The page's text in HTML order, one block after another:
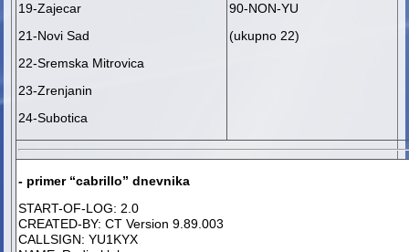
19-Zajecar
21-Novi Sad
22-Sremska Mitrovica
23-Zrenjanin
24-Subotica
90-NON-YU
(ukupno 22)
- primer “cabrillo” dnevnika
START-OF-LOG: 2.0
CREATED-BY: CT Version 9.89.003
CALLSIGN: YU1KYX